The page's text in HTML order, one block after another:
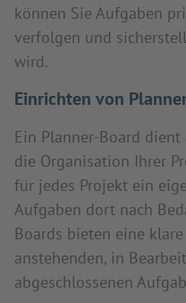
können Sie Aufgaben
verfolgen und
wird.
Einrichten von
Ein Planner-Board
die Organisation Ihrer
für jedes Projekt ein
Aufgaben dort nach
Boards bieten eine
anstehenden, in
abgeschlossenen